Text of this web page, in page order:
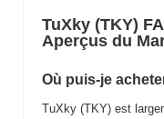
TuXky (TKY)
Aperçus du
Où puis-je
TuXky (TKY) est